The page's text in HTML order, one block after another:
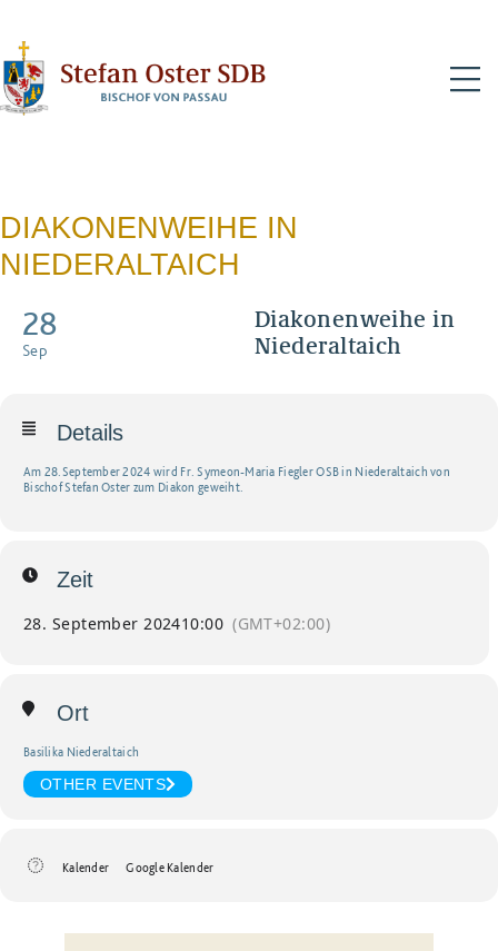
DIAKONENWEIHE IN
NIEDERALTAICH
28
Sep
Diakonenweihe in
Niederaltaich
Details
Am 28.September 2024 wird Fr. Symeon-Maria Fiegler OSB in Niederaltaich von
Bischof Stefan Oster zum Diakon geweiht.
Zeit
28. September 202410:00 (GMT+02:00)
Ort
Basilika Niederaltaich
OTHER EVENTS
Kalender Google Kalender